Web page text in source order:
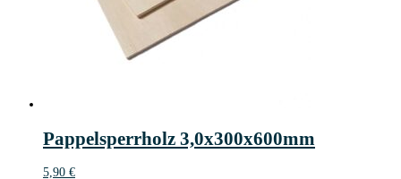
Pappelsperrholz 3,0x300x600mm
5,90 €